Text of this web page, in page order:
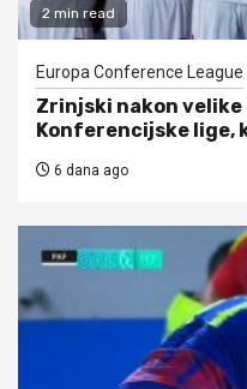
2 min read
Europa Conference League
Zrinjski nakon velike
Konferencijske lige,
6 dana ago